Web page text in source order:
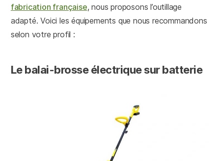
fabrication française, nous proposons l’outillage
adapté. Voici les équipements que nous recommandons
selon votre profil :
Le balai-brosse électrique sur batterie